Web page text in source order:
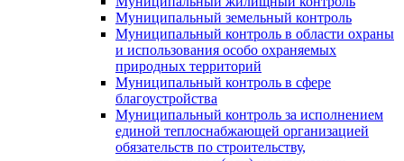
Муниципальный земельный контроль
Муниципальный контроль в области охраны
и использования особо охраняемых
природных территорий
Муниципальный контроль в сфере
благоустройства
Муниципальный контроль за исполнением
единой теплоснабжающей организацией
обязательств по строительству,